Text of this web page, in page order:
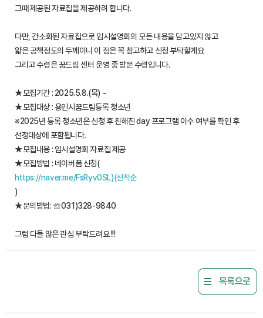
그때 제공된 자료집을 제공하려 합니다.
다만, 간소화된 자료집으로 입시설명회의 모든 내용을 담고있지 않고
얇은 공책정도의 두께이니 이 점은 꼭 참고하고 신청 부탁할게요
그리고 수령은 꿈드림 센터 운영 중 방문 수령입니다.
★모집기간 : 2025.5.8.(목) ~
★모집대상 : 용인시꿈드림등록 청소년
※2025년 등록 청소년은 신청 후 친해진 day 프로그램 이수 여부를 확인 후
선정대상에 포함됩니다.
★모집내용 : 입시설명회 자료집 제공
★모집방법 : 네이버폼 신청(
https://naver.me/FsRyv0SL)(선착순
)
★문의방법: ☏031)328-9840
그럼 다들 많은 관심 부탁드려요 !!!
목록으로